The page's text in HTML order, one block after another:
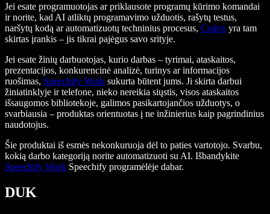
Jei esate programuotojas ar priklausote programų kūrimo komandai
ir norite, kad AI atliktų programavimo užduotis, rašytų testus,
naršytų kodą ar automatizuotų techninius procesus, Codex yra tam
skirtas įrankis – jis tikrai pajėgus savo srityje.
Jei esate žinių darbuotojas, kurio darbas – tyrimai, ataskaitos,
prezentacijos, konkurencinė analizė, turinys ar informacijos
ruošimas, Speechify Work sukurta būtent jums. Ji skirta darbui
žiniatinklyje ir telefone, nieko nereikia siųstis, visos ataskaitos
išsaugomos bibliotekoje, galimos pasikartojančios užduotys, o
svarbiausia – produktas orientuotas į ne inžinierius kaip pagrindinius
naudotojus.
Šie produktai iš esmės nekonkuruoja dėl to paties vartotojo. Svarbu,
kokią darbo kategoriją norite automatizuoti su AI. Išbandykite
Speechify Work Speechify programėlėje dabar.
DUK